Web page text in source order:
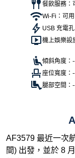
餐飲服務：
Wi-Fi：可用
USB 充電
機上娛樂設
傾斜角度：
座位寬度：
腿部空間：
AF3579 最近一次
間) 出發，並於 8